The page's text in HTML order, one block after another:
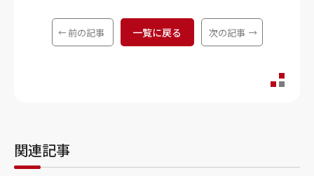
前の記事 一覧に戻る 次の記事
関連記事